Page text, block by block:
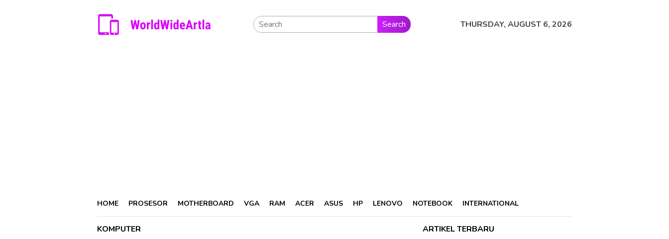
Search THURSDAY, AUGUST 6, 2026
HOME PROSESOR MOTHERBOARD VGA RAM ACER ASUS HP LENOVO NOTEBOOK INTERNATIONAL
KOMPUTER ARTIKEL TERBARU